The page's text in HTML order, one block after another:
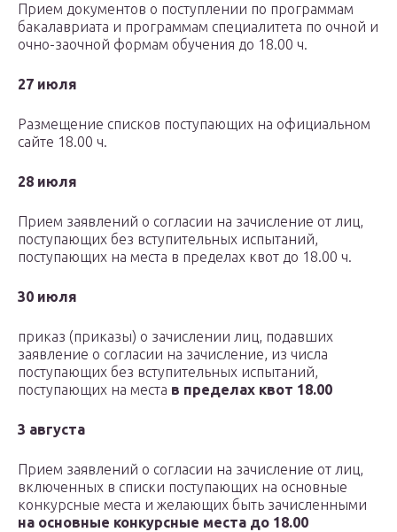
Прием документов о поступлении по программам
бакалавриата и программам специалитета по очной и
очно-заочной формам обучения до 18.00 ч.
27 июля
Размещение списков поступающих на официальном
сайте 18.00 ч.
28 июля
Прием заявлений о согласии на зачисление от лиц,
поступающих без вступительных испытаний,
поступающих на места в пределах квот до 18.00 ч.
30 июля
приказ (приказы) о зачислении лиц, подавших
заявление о согласии на зачисление, из числа
поступающих без вступительных испытаний,
поступающих на места в пределах квот 18.00
3 августа
Прием заявлений о согласии на зачисление от лиц,
включенных в списки поступающих на основные
конкурсные места и желающих быть зачисленными
на основные конкурсные места до 18.00